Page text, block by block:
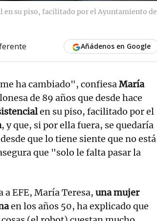
en su piso, facilitado por el Ayuntamiento de
Añádenos en Google
ha cambiado", confiesaMaría
de 89 años que desde hace
en su piso, facilitado por el
, y que, si por ella fuera, se quedaría
que lo tiene siente que no está
que "solo le falta pasar la
EFE, María Teresa, una mujer
en los años 50, ha explicado que